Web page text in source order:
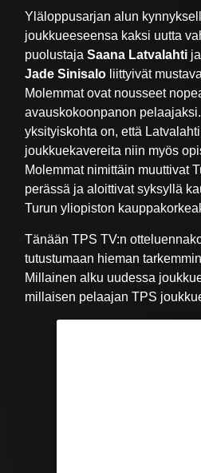
Yläloppusarjan alun
joukkueeseensa kaksi uutta
puolustajaSaana Latvalahti
Jade Sinisalo liittyivät
Molemmat ovat nousseet
avauskokoonpanon
yksityiskohta on, että
joukkuekavereita niin myös
Molemmat nimittäin muuttivat
perässä ja aloittivat syksyllä
Turun yliopiston
Tänään TPS TV:n
tutustumaan hieman
Millainen alku uudessa
millaisen pelaajan TPS